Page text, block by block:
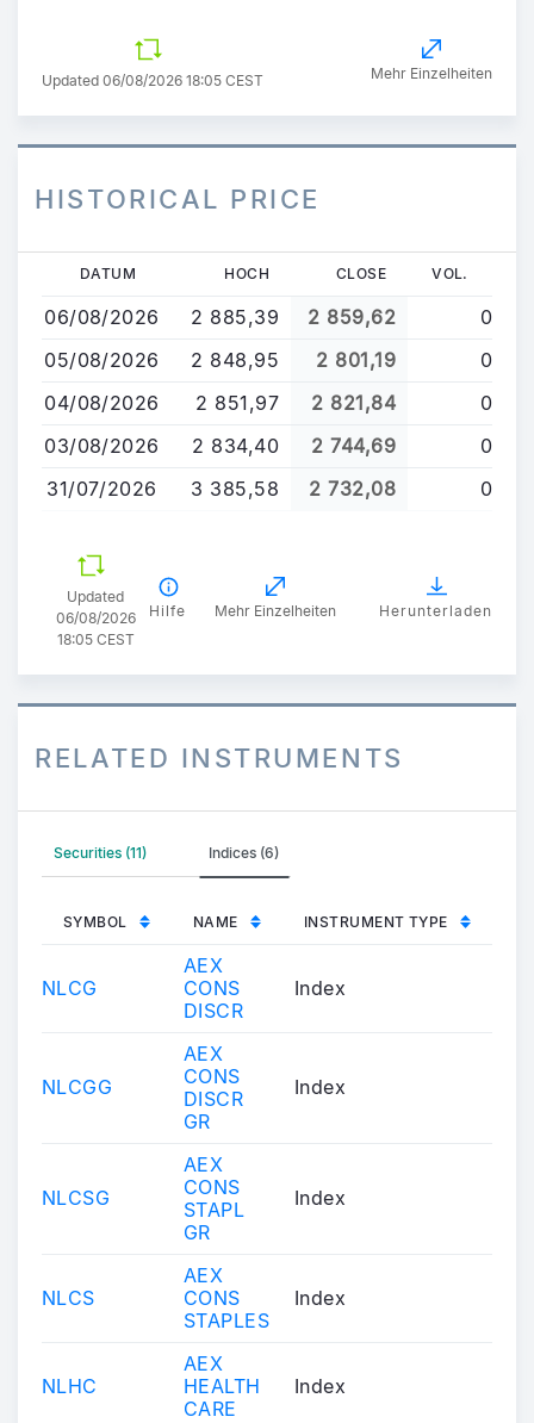
Updated 06/08/2026 18:05 CEST Mehr Einzelheiten
HISTORICAL PRICE
Direkt
Inhalt
DATUM HOCH CLOSE VOL.
06/08/2026 2 885,39 2 859,62
0
05/08/2026
2 848,95 2 801,19
0
04/08/2026
2 851,97 2 821,84
0
03/08/2026
2 834,40 2 744,69
0
31/07/2026
3 385,58 2 732,08 0
Updated
06/08/2026
18:05 CEST
Hilfe Mehr Einzelheiten Herunterladen
RELATED INSTRUMENTS
Securities (11) Indices (6)
SYMBOL NAME INSTRUMENT TYPE
NLCG
AEX
CONS
DISCR
Index
NLCGG
AEX
CONS
DISCR
GR
Index
NLCSG
AEX
CONS
STAPL
GR
Index
NLCS
AEX
CONS
STAPLES
Index
NLHC
AEX
HEALTH
CARE
Index